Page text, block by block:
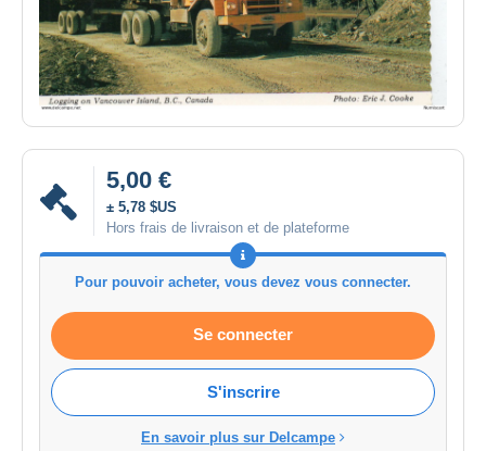
5,00 €
± 5,78 $US
Hors frais de livraison et de plateforme
Pour pouvoir acheter, vous devez vous connecter.
Se connecter
S'inscrire
En savoir plus sur Delcampe